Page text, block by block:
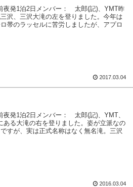
夜発1泊2日メンバー： 太郎(記)、YMT昨
沢、三沢大滝の左を登りました。今年は
帯のラッセルに苦労しましたが、アプロ
2017.03.04
発1泊2日メンバー： 太郎(記)、YMT、
ある大滝の右を登りました。姿が立派なの
すが、実は正式名称はなく無名滝。三沢
2016.03.04